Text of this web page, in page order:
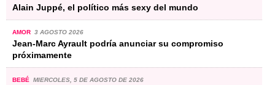
Alain Juppé, el político más sexy del mundo
AMOR 3 AGOSTO 2026
Jean-Marc Ayrault podría anunciar su compromiso
próximamente
BEBÉ MIERCOLES, 5 DE AGOSTO DE 2026